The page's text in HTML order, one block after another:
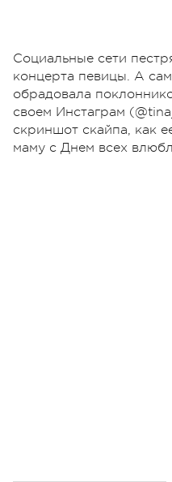
Социальные сети
концерта певицы. А
обрадовала
своем Инстаграм
скриншот скайпа, как
маму с Днем всех